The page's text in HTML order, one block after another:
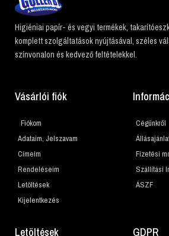
Higiéniai papír- és vegyi termékek,
komplett szolgáltatások nyújtásával, széles
színvonalon és kedvező feltételekkel.
Vásárlói fiók
Fiókom
Adataim, Jelszavam
Címeim
Rendeléseim
Letöltések
Kijelentkezés
Cégünkről
Fizetési
Szállítási
ÁSZF
Letöltések GDPR